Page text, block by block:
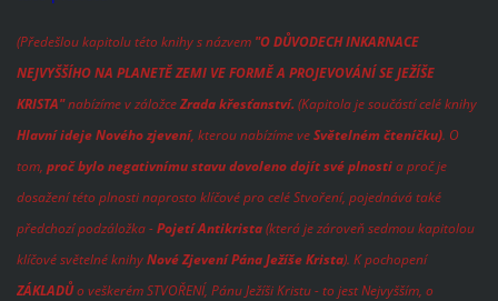
(Předešlou kapitolu této knihy s názvem "O DŮVODECH INKARNACE
NEJVYŠŠÍHO NA PLANETĚ ZEMI VE FORMĚ A PROJEVOVÁNÍ SE JEŽÍŠE
KRISTA"nabízíme v záložceZrada křesťanství. (Kapitola je součástí celé knihy
Hlavní ideje Nového zjevení, kterou nabízíme veSvětelném čteníčku). O
tom, proč bylo negativnímu stavu dovoleno dojít své plnostia proč je
dosažení této plnosti naprosto klíčové pro celé Stvoření, pojednává také
předchozí podzáložka -Pojetí Antikrista(která je zároveň sedmou kapitolou
klíčové světelné knihyNové Zjevení Pána Ježíše Krista). K pochopení
ZÁKLADŮo veškerém STVOŘENÍ, Pánu Ježíši Kristu - to jest Nejvyšším, o